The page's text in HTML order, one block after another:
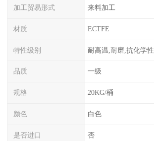
加工贸易形式 来料加工
材质 ECTFE
特性级别 耐高温,耐磨,抗化学性
品质 一级
规格 20KG/桶
颜色 白色
是否进口 否